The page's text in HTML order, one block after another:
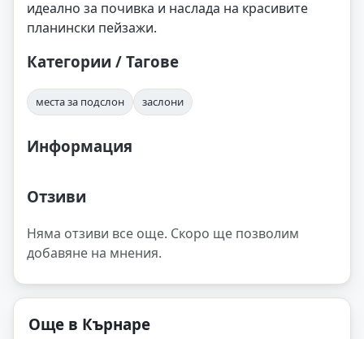
идеално за почивка и наслада на красивите
планински пейзажи.
Категории / Тагове
места за подслон заслони
Информация
Отзиви
Няма отзиви все още. Скоро ще позволим
добавяне на мнения.
Още в Кърнаре